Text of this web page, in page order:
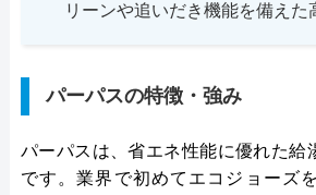
リーンや追いだき機能を備えた
パーパスの特徴・強み
パーパスは、省エネ性能に優れた給
です。業界で初めてエコジョーズ